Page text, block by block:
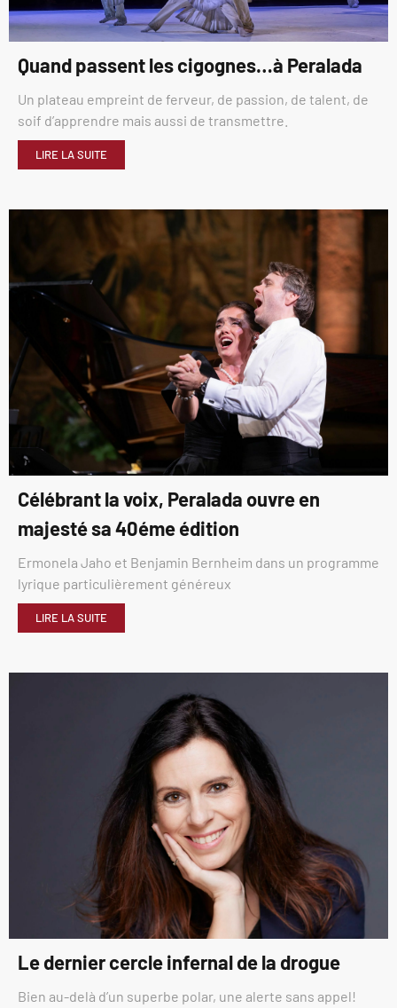
Quand passent les cigognes…à Peralada
Un plateau empreint de ferveur, de passion, de talent, de
soif d’apprendre mais aussi de transmettre.
LIRE LA SUITE
Célébrant la voix, Peralada ouvre en
majesté sa 40éme édition
Ermonela Jaho et Benjamin Bernheim dans un programme
lyrique particulièrement généreux
LIRE LA SUITE
Le dernier cercle infernal de la drogue
Bien au-delà d’un superbe polar, une alerte sans appel!